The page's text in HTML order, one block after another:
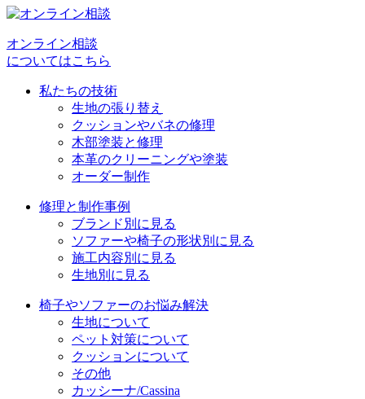
ー
オンライン相談
についてはこちら
私たちの技術
生地の張り替え
クッションやバネの修理
木部塗装と修理
本革のクリーニングや塗装
オーダー制作
修理と制作事例
ブランド別に見る
ソファーや椅子の形状別に見る
施工内容別に見る
生地別に見る
椅子やソファーのお悩み解決
生地について
ペット対策について
クッションについて
その他
カッシーナ/Cassina